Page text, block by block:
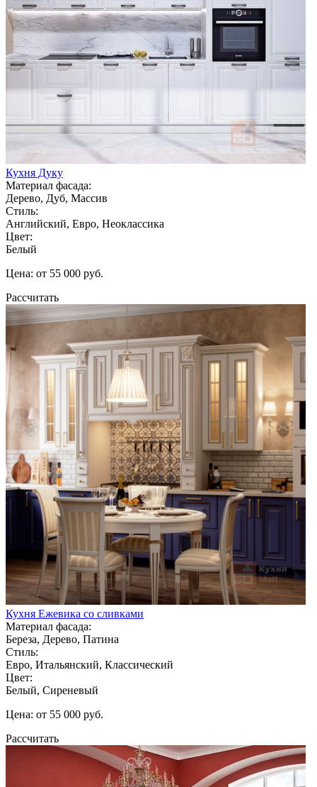
Кухня Дуку
Материал фасада:
Дерево, Дуб, Массив
Стиль:
Английский, Евро, Неоклассика
Цвет:
Белый
Цена: от 55 000 руб.
Рассчитать
Кухня Ежевика со сливками
Материал фасада:
Береза, Дерево, Патина
Стиль:
Евро, Итальянский, Классический
Цвет:
Белый, Сиреневый
Цена: от 55 000 руб.
Рассчитать